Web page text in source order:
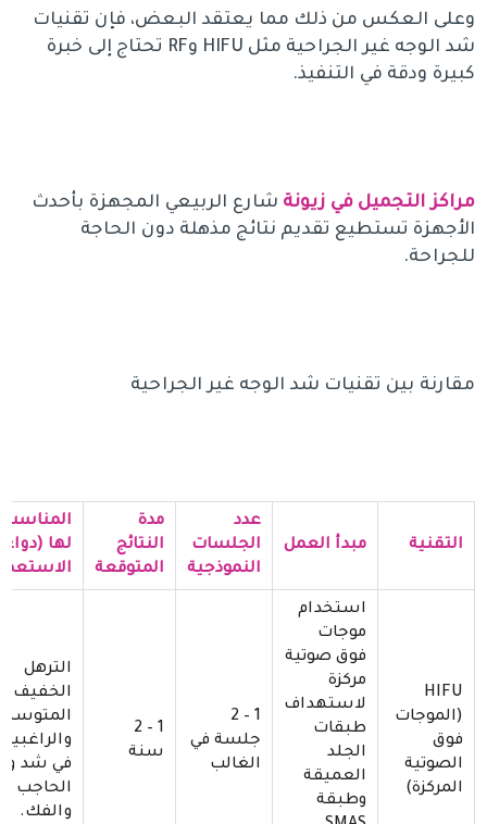
وعلى العكس من ذلك مما يعتقد البعض، فإن تقنيات
شد الوجه غير الجراحية مثل HIFU وRF تحتاج إلى خبرة
كبيرة ودقة في التنفيذ.
مراكز التجميل في زيونة شارع الربيعي المجهزة بأحدث
الأجهزة تستطيع تقديم نتائج مذهلة دون الحاجة
للجراحة.
مقارنة بين تقنيات شد الوجه غير الجراحية
التقنية مبدأ العمل
عدد
الجلسات
النموذجية
مدة
النتائج
المتوقعة
المناسب
لها
HIFU
(الموجات
فوق
الصوتية
المركزة)
استخدام
موجات
فوق صوتية
مركزة
لاستهداف
طبقات
الجلد
العميقة
وطبقة
1 – 2
جلسة في
الغالب
1 – 2
سنة
الترهل
الخفيف
والراغبين
في شد
الحاجب
والفك.